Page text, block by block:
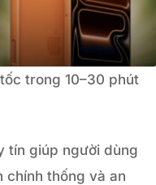
trong 10–30 phút
tín giúp người dùng
chính thống và an